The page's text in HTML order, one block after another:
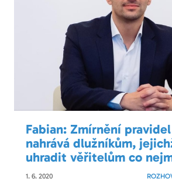
Fabian: Zmírnění
nahrává dlužníkům,
uhradit věřitelům co
1. 6. 2020